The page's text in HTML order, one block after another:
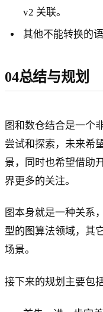
v2 关联。
其他不能转换的
04总结与规划
图和数仓结合是一个
尝试和探索，未来希
景，同时也希望借助
界更多的关注。
图本身就是一种关系
型的图算法领域，其
场景。
接下来的规划主要包括